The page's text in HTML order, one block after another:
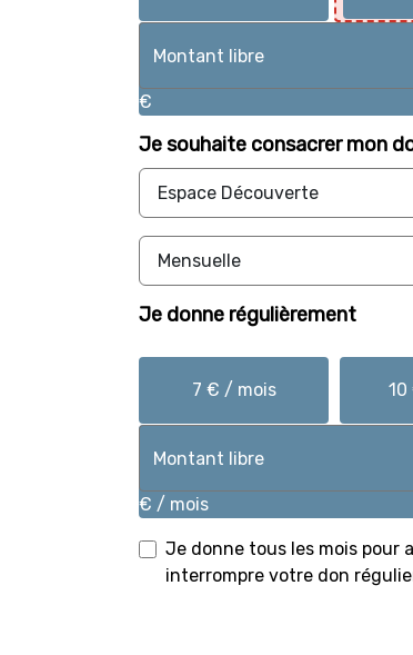
€
Je souhaite consacrer mon
Je donne régulièrement
7 € / mois
€ / mois
Je donne tous les mois pour
interrompre votre don